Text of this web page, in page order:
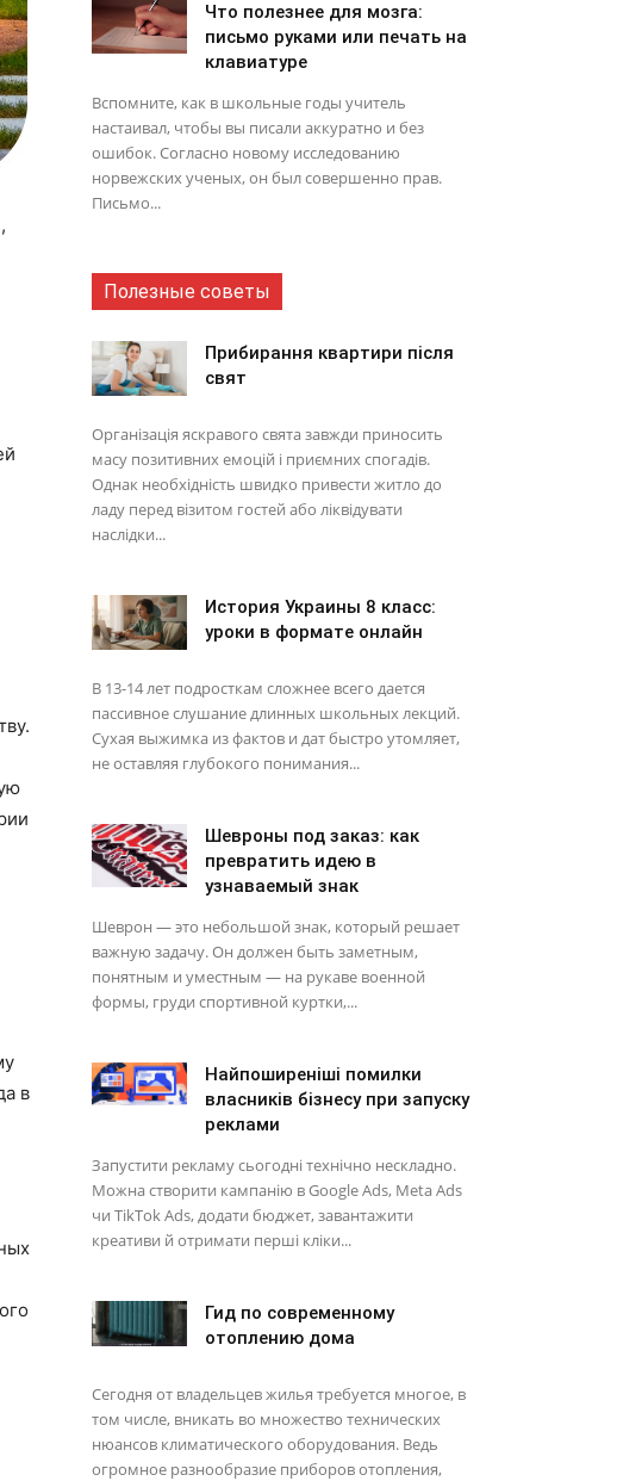
в
Что полезнее для мозга:
письмо руками или печать на
клавиатуре
Вспомните, как в школьные годы учитель
настаивал, чтобы вы писали аккуратно и без
ошибок. Согласно новому исследованию
норвежских ученых, он был совершенно прав.
Письмо...
Полезные советы
Прибирання квартири після
свят
Організація яскравого свята завжди приносить
масу позитивних емоцій і приємних спогадів.
Однак необхідність швидко привести житло до
ладу перед візитом гостей або ліквідувати
наслідки...
История Украины 8 класс:
уроки в формате онлайн
В 13-14 лет подросткам сложнее всего дается
пассивное слушание длинных школьных лекций.
Сухая выжимка из фактов и дат быстро утомляет,
не оставляя глубокого понимания...
Шевроны под заказ: как
превратить идею в
узнаваемый знак
Шеврон — это небольшой знак, который решает
важную задачу. Он должен быть заметным,
понятным и уместным — на рукаве военной
формы, груди спортивной куртки,...
Найпоширеніші помилки
власників бізнесу при запуску
реклами
Запустити рекламу сьогодні технічно нескладно.
Можна створити кампанію в Google Ads, Meta Ads
чи TikTok Ads, додати бюджет, завантажити
креативи й отримати перші кліки...
Гид по современному
отоплению дома
Сегодня от владельцев жилья требуется многое, в
том числе, вникать во множество технических
нюансов климатического оборудования. Ведь
огромное разнообразие приборов отопления,